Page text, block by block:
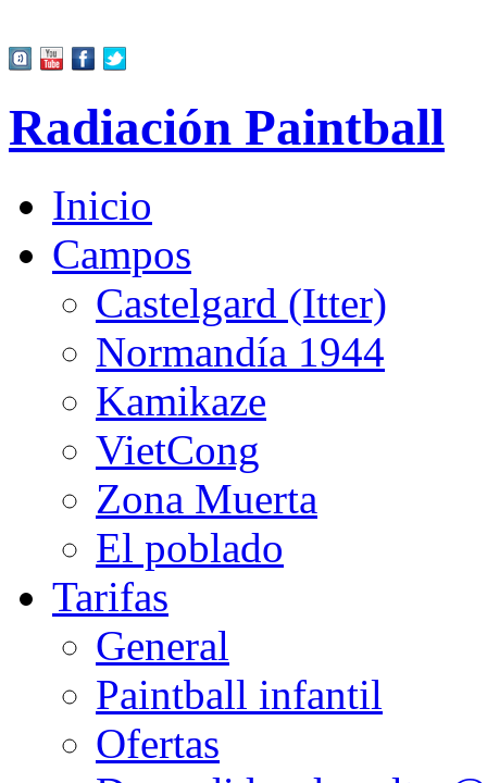
Radiación Paintball
Inicio
Campos
Castelgard (Itter)
Normandía 1944
Kamikaze
VietCong
Zona Muerta
El poblado
Tarifas
General
Paintball infantil
Ofertas